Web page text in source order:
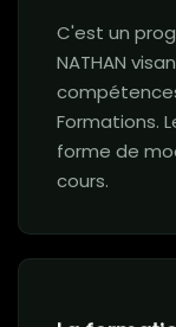
C'est un
NATHAN
Formations.
forme de
cours.